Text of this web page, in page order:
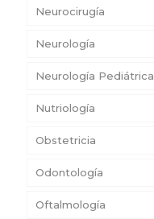
Neurocirugía
Neurología
Neurología Pediátrica
Nutriología
Obstetricia
Odontología
Oftalmología